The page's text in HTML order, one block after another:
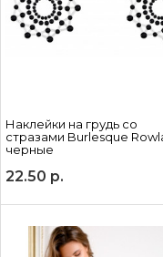
Наклейки на грудь со
стразами Burlesque
черные
22.50 р.